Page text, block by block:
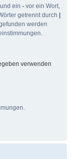
ein - vor ein Wort,
getrennt durch
werden
verwenden